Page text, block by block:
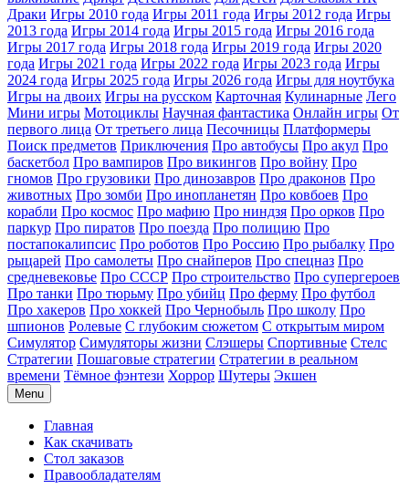
Драки Игры 2010 года Игры 2011 года Игры 2012 года Игры
2013 года Игры 2014 года Игры 2015 года Игры 2016 года
Игры 2017 года Игры 2018 года Игры 2019 года Игры 2020
года Игры 2021 года Игры 2022 года Игры 2023 года Игры
2024 года Игры 2025 года Игры 2026 года Игры для ноутбука
Игры на двоих Игры на русском Карточная Кулинарные Лего
Мини игры Мотоциклы Научная фантастика Онлайн игры От
первого лица От третьего лица Песочницы Платформеры
Поиск предметов Приключения Про автобусы Про акул Про
баскетбол Про вампиров Про викингов Про войну Про
гномов Про грузовики Про динозавров Про драконов Про
животных Про зомби Про инопланетян Про ковбоев Про
корабли Про космос Про мафию Про ниндзя Про орков Про
паркур Про пиратов Про поезда Про полицию Про
постапокалипсис Про роботов Про Россию Про рыбалку Про
рыцарей Про самолеты Про снайперов Про спецназ Про
средневековье Про СССР Про строительство Про супергероев
Про танки Про тюрьму Про убийц Про ферму Про футбол
Про хакеров Про хоккей Про Чернобыль Про школу Про
шпионов Ролевые С глубоким сюжетом С открытым миром
Симулятор Симуляторы жизни Слэшеры Спортивные Стелс
Стратегии Пошаговые стратегии Стратегии в реальном
времени Тёмное фэнтези Хоррор Шутеры Экшен
Menu
Главная
Как скачивать
Стол заказов
Правообладателям